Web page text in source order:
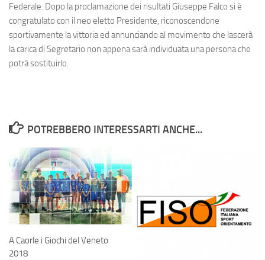
Federale. Dopo la proclamazione dei risultati Giuseppe Falco si è
congratulato con il neo eletto Presidente, riconoscendone
sportivamente la vittoria ed annunciando al movimento che lascerà
la carica di Segretario non appena sarà individuata una persona che
potrà sostituirlo.
POTREBBERO INTERESSARTI ANCHE...
A Caorle i Giochi del Veneto
2018